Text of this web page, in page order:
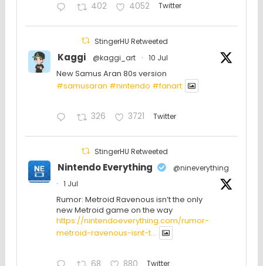
402 4052 Twitter
StingerHU Retweeted
Kaggi @kaggi_art · 10 Jul
New Samus Aran 80s version
#samusaran #nintendo #fanartㅤㅤㅤㅤ
326 3721 Twitter
StingerHU Retweeted
Nintendo Everything
@nineverything
·
1 Jul
Rumor: Metroid Ravenous isn’t the only
new Metroid game on the way
https://nintendoeverything.com/rumor-
metroid-ravenous-isnt-t...
Twitter